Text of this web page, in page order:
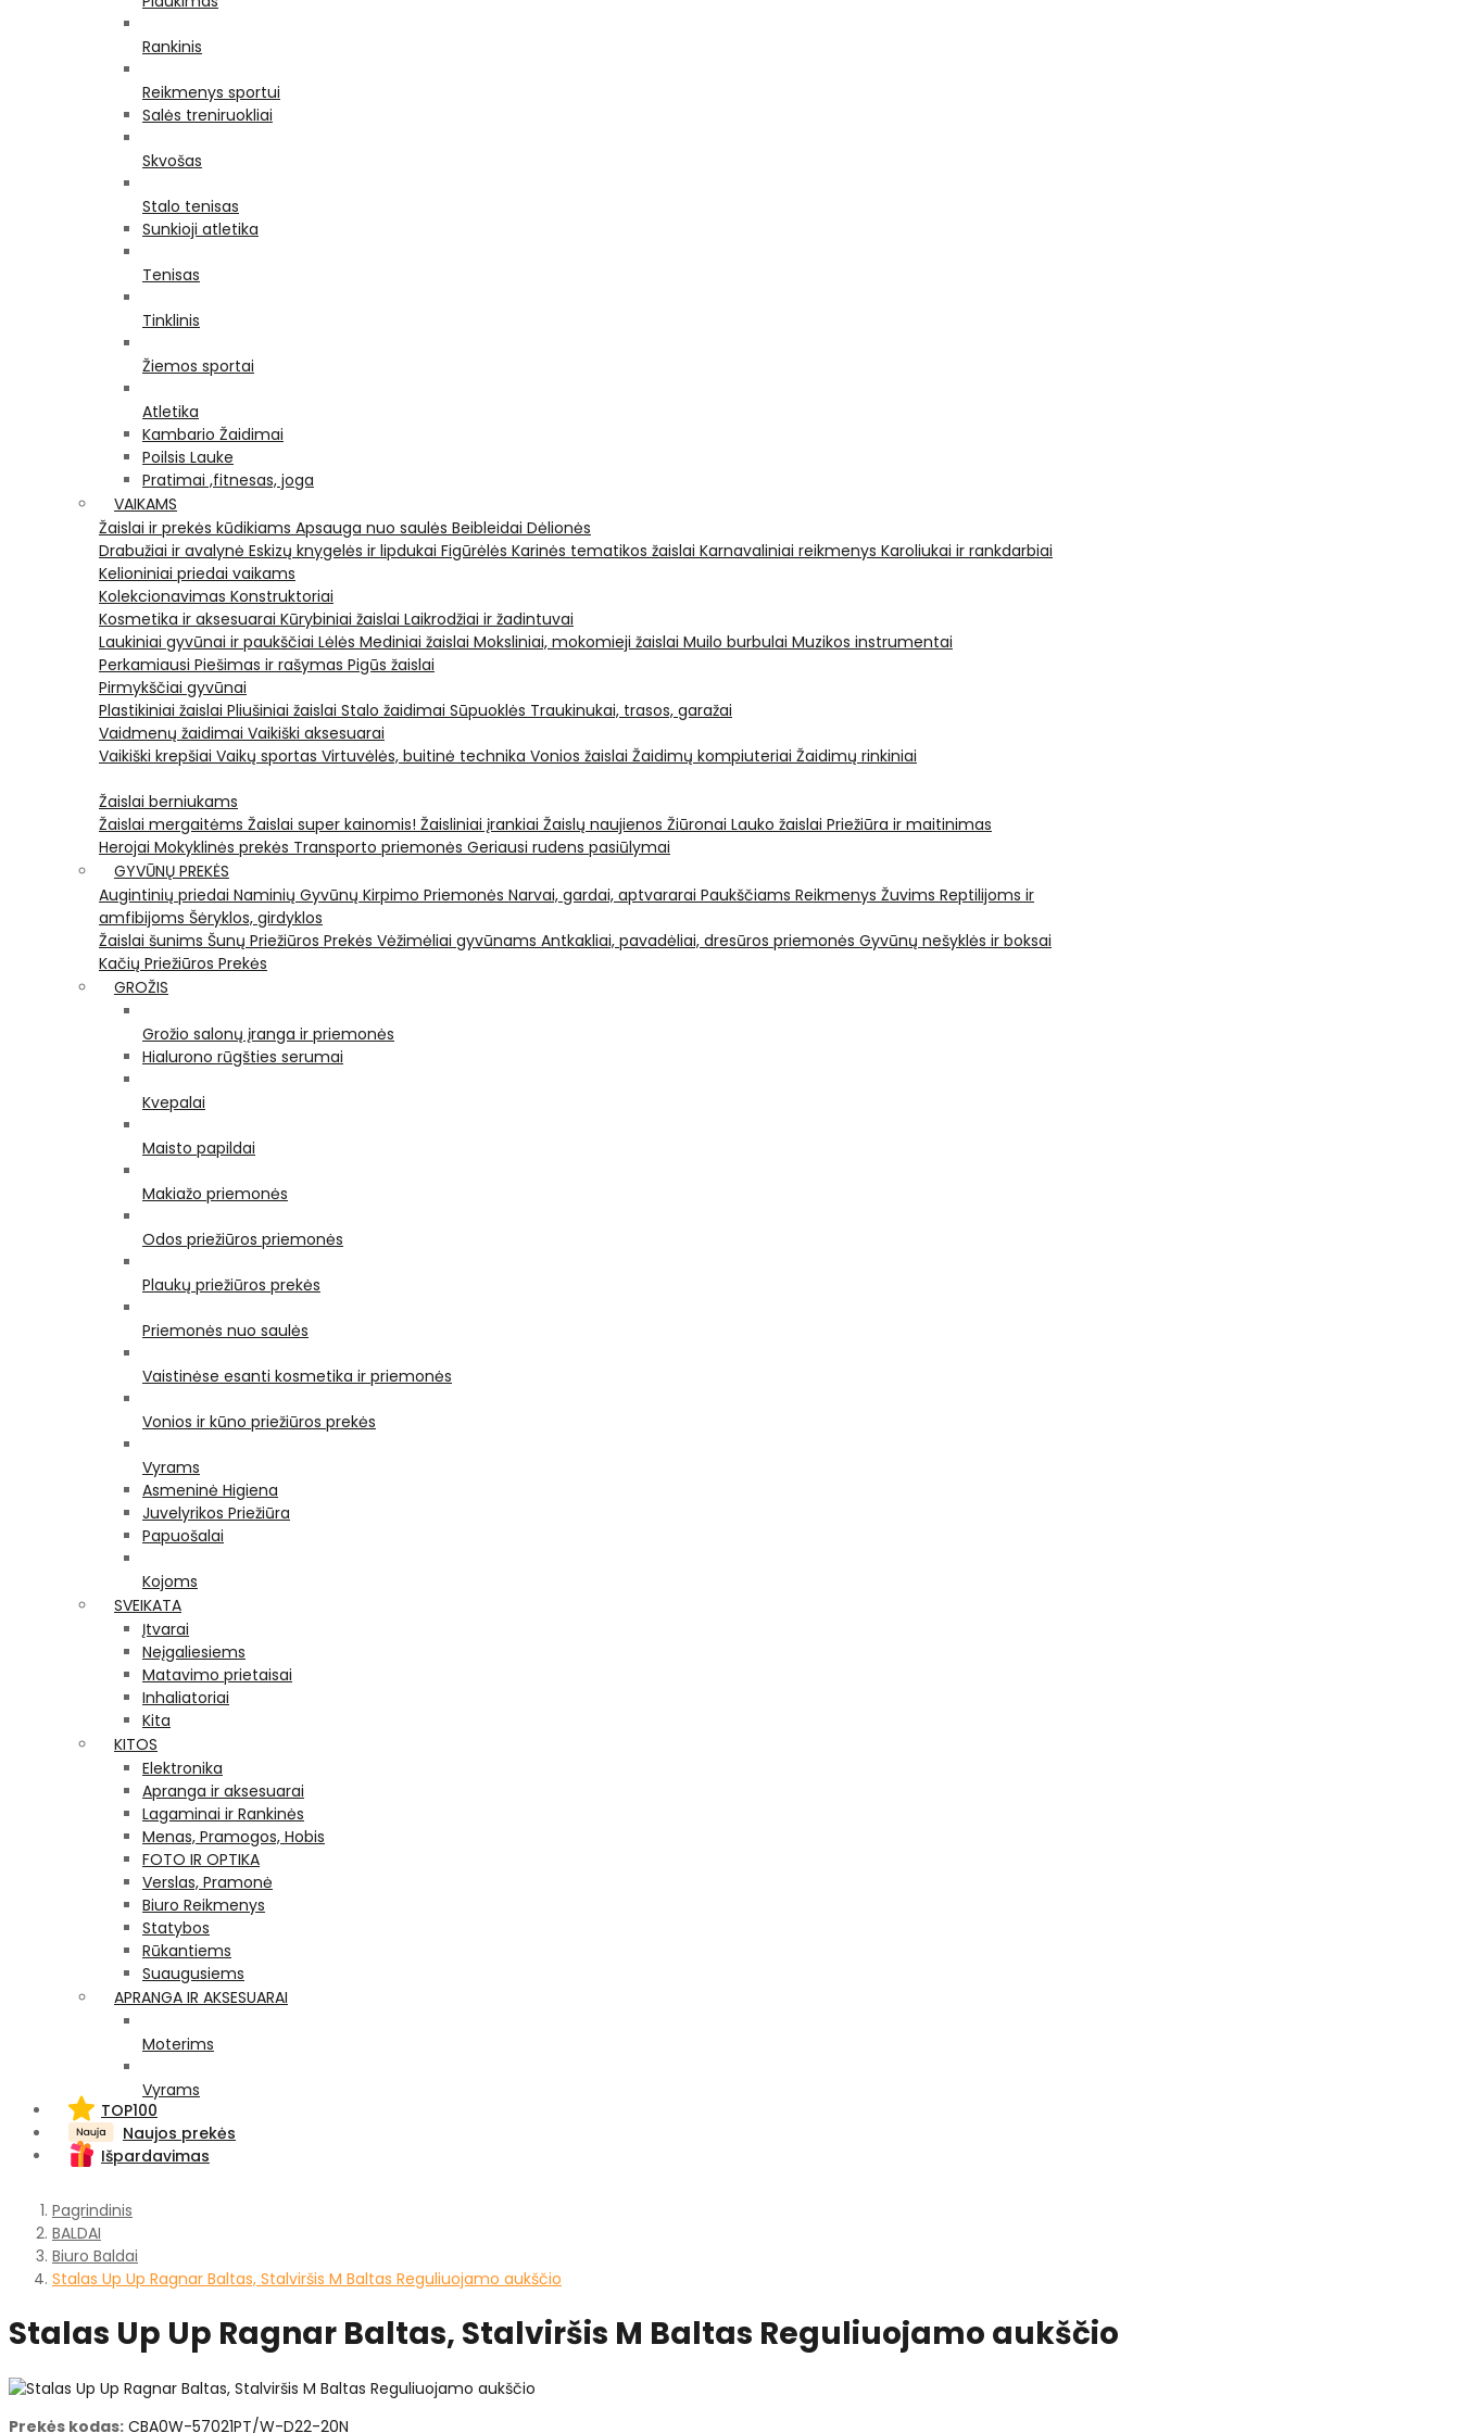
Rankinis
Reikmenys sportui
Salės treniruokliai
Skvošas
Stalo tenisas
Sunkioji atletika
Tenisas
Tinklinis
Žiemos sportai
Atletika
Kambario Žaidimai
Poilsis Lauke
Pratimai ,fitnesas, joga
VAIKAMS
Žaislai ir prekės kūdikiams Apsauga nuo saulės Beibleidai Dėlionės
Drabužiai ir avalynė Eskizų knygelės ir lipdukai Figūrėlės Karinės tematikos žaislai Karnavaliniai reikmenys Karoliukai ir rankdarbiai
Kelioniniai priedai vaikams
Kolekcionavimas Konstruktoriai
Kosmetika ir aksesuarai Kūrybiniai žaislai Laikrodžiai ir žadintuvai
Laukiniai gyvūnai ir paukščiai Lėlės Mediniai žaislai Moksliniai, mokomieji žaislai Muilo burbulai Muzikos instrumentai
Perkamiausi Piešimas ir rašymas Pigūs žaislai
Pirmykščiai gyvūnai
Plastikiniai žaislai Pliušiniai žaislai Stalo žaidimai Sūpuoklės Traukinukai, trasos, garažai
Vaidmenų žaidimai Vaikiški aksesuarai
Vaikiški krepšiai Vaikų sportas Virtuvėlės, buitinė technika Vonios žaislai Žaidimų kompiuteriai Žaidimų rinkiniai
Žaislai berniukams
Žaislai mergaitėms Žaislai super kainomis! Žaisliniai įrankiai Žaislų naujienos Žiūronai Lauko žaislai Priežiūra ir maitinimas
Herojai Mokyklinės prekės Transporto priemonės Geriausi rudens pasiūlymai
GYVŪNŲ PREKĖS
Augintinių priedai Naminių Gyvūnų Kirpimo Priemonės Narvai, gardai, aptvararai Paukščiams Reikmenys Žuvims Reptilijoms ir
amfibijoms Šėryklos, girdyklos
Žaislai šunims Šunų Priežiūros Prekės Vėžimėliai gyvūnams Antkakliai, pavadėliai, dresūros priemonės Gyvūnų nešyklės ir boksai
Kačių Priežiūros Prekės
GROŽIS
Grožio salonų įranga ir priemonės
Hialurono rūgšties serumai
Kvepalai
Maisto papildai
Makiažo priemonės
Odos priežiūros priemonės
Plaukų priežiūros prekės
Priemonės nuo saulės
Vaistinėse esanti kosmetika ir priemonės
Vonios ir kūno priežiūros prekės
Vyrams
Asmeninė Higiena
Juvelyrikos Priežiūra
Papuošalai
Kojoms
SVEIKATA
Įtvarai
Neįgaliesiems
Matavimo prietaisai
Inhaliatoriai
Kita
KITOS
Elektronika
Apranga ir aksesuarai
Lagaminai ir Rankinės
Menas, Pramogos, Hobis
FOTO IR OPTIKA
Verslas, Pramonė
Biuro Reikmenys
Statybos
Rūkantiems
Suaugusiems
APRANGA IR AKSESUARAI
Moterims
Vyrams
TOP100
Naujos prekės
Išpardavimas
Pagrindinis
BALDAI
Biuro Baldai
Stalas Up Up Ragnar Baltas, Stalviršis M Baltas Reguliuojamo aukščio
Stalas Up Up Ragnar Baltas, Stalviršis M Baltas Reguliuojamo aukščio
Prekės kodas: CBA0W-57021PT/W-D22-20N